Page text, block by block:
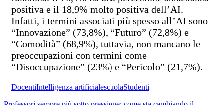
positiva e il 18,9% molto positiva dell’AI.
Infatti, i termini associati più spesso all’AI sono
“Innovazione” (73,8%), “Futuro” (72,8%) e
“Comodità” (68,9%), tuttavia, non mancano le
preoccupazioni con termini come
“Disoccupazione” (23%) e “Pericolo” (21,7%).
DocentiIntelligenza artificialescuolaStudenti